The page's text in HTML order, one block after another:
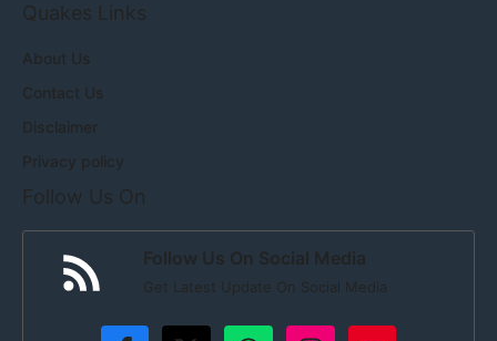
Quakes Links
About Us
Contact Us
Disclaimer
Privacy policy
Follow Us On
Follow Us On Social Media
Get Latest Update On Social Media